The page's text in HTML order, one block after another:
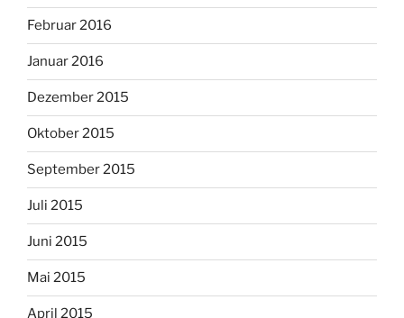
Februar 2016
Januar 2016
Dezember 2015
Oktober 2015
September 2015
Juli 2015
Juni 2015
Mai 2015
April 2015